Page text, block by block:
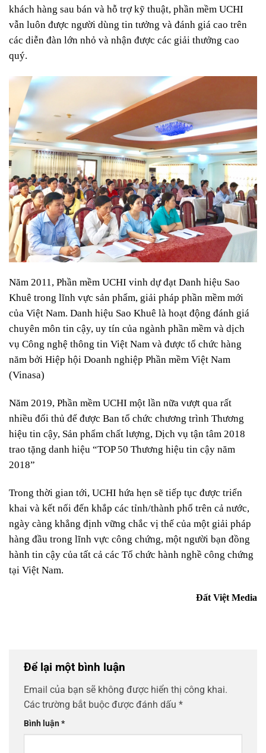
khách hàng sau bán và hỗ trợ kỹ thuật, phần mềm UCHI
vẫn luôn được người dùng tin tưởng và đánh giá cao trên
các diễn đàn lớn nhỏ và nhận được các giải thưởng cao
quý.
Năm 2011, Phần mềm UCHI vinh dự đạt Danh hiệu Sao
Khuê trong lĩnh vực sản phẩm, giải pháp phần mềm mới
của Việt Nam. Danh hiệu Sao Khuê là hoạt động đánh giá
chuyên môn tin cậy, uy tín của ngành phần mềm và dịch
vụ Công nghệ thông tin Việt Nam và được tổ chức hàng
năm bởi Hiệp hội Doanh nghiệp Phần mềm Việt Nam
(Vinasa)
Năm 2019, Phần mềm UCHI một lần nữa vượt qua rất
nhiều đối thủ để được Ban tổ chức chương trình Thương
hiệu tin cậy, Sản phẩm chất lượng, Dịch vụ tận tâm 2018
trao tặng danh hiệu “TOP 50 Thương hiệu tin cậy năm
2018”
Trong thời gian tới, UCHI hứa hẹn sẽ tiếp tục được triển
khai và kết nối đến khắp các tỉnh/thành phố trên cả nước,
ngày càng khẳng định vững chắc vị thế của một giải pháp
hàng đầu trong lĩnh vực công chứng, một người bạn đồng
hành tin cậy của tất cả các Tổ chức hành nghề công chứng
tại Việt Nam.
Đất Việt Media
Để lại một bình luận
Email của bạn sẽ không được hiển thị công khai.
Các trường bắt buộc được đánh dấu *
Bình luận*